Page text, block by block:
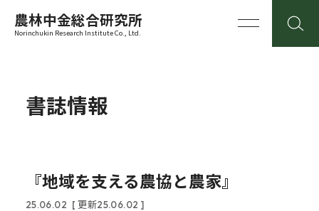
農林中金総合研究所
Norinchukin Research Institute Co., Ltd.
書誌情報
『地域を支える農協と農家』
25.06.02 [ 更新25.06.02 ]